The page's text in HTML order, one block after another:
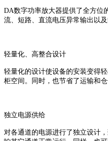
DA数字功率放大器提供了全方位
流、短路、直流电压异常输出以及
轻量化、高整合设计
轻量化的设计使设备的安装变得
柜空间。同时，也节省了运输和仓
独立电源供给
对各通道的电源进行了独立设计